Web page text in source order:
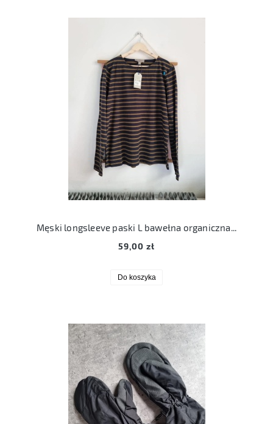
Męski longsleeve paski L bawełna organiczna seasalt cornwall
59,00 zł
Do koszyka